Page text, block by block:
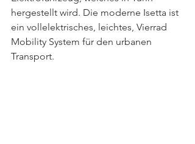
hergestellt wird. Die moderne Isetta ist
ein vollelektrisches, leichtes, Vierrad
Mobility System für den urbanen
Transport.